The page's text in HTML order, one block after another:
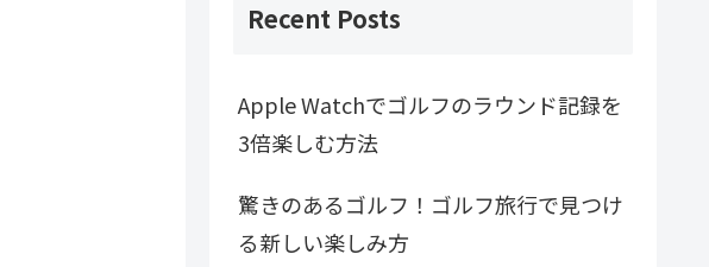
Recent Posts
Apple Watchでゴルフのラウンド記録を
3倍楽しむ方法
驚きのあるゴルフ！ゴルフ旅行で見つけ
る新しい楽しみ方